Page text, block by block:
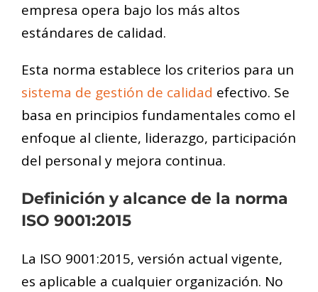
empresa opera bajo los más altos
estándares de calidad.
Esta norma establece los criterios para un
sistema de gestión de calidad efectivo. Se
basa en principios fundamentales como el
enfoque al cliente, liderazgo, participación
del personal y mejora continua.
Definición y alcance de la norma
ISO 9001:2015
La ISO 9001:2015, versión actual vigente,
es aplicable a cualquier organización. No